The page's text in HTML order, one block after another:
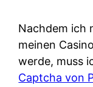
Nachdem ich
meinen
werde, muss
Captcha von